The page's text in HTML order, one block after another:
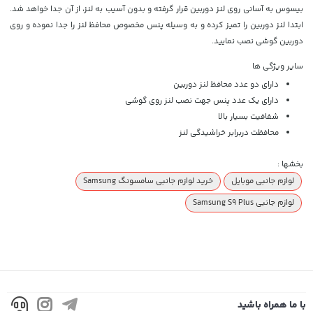
بیسوس به آسانی روی لنز دوربین قرار گرفته و بدون آسیب به لنز، از آن جدا خواهد شد.
ابتدا لنز دوربین را تمیز کرده و به وسیله پنس مخصوص محافظ لنز را جدا نموده و روی
دوربین گوشی نصب نمایید.
سایر ویژگی ها
دارای دو عدد محافظ لنز دوربین
دارای یک عدد پنس جهت نصب لنز روی گوشی
شفافیت بسیار بالا
محافظت دربرابر خراشیدگی لنز
بخشها :
لوازم جانبی موبایل
خرید لوازم جانبی سامسونگ Samsung
لوازم جانبی Samsung S9 Plus
با ما همراه باشید